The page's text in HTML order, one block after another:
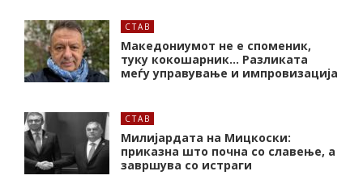
СТАВ
Македониумот не е споменик,
туку кокошарник… Разликата
меѓу управување и импровизација
СТАВ
Милијардата на Мицкоски:
приказна што почна со славење, а
завршува со истраги